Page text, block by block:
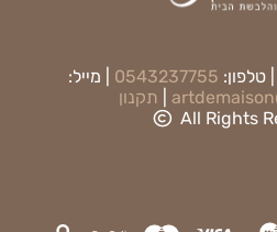
0543237755 | מייל:
תקנון
All Rights